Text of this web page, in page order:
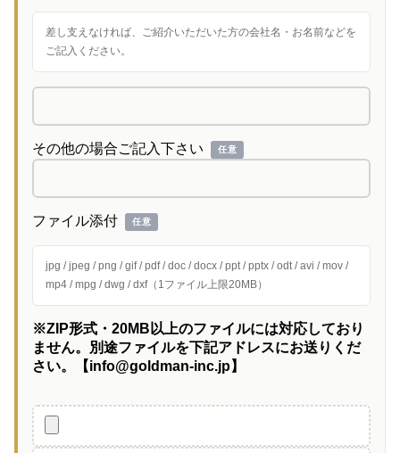
差し支えなければ、ご紹介いただいた方の会社名・お名前などを
ご記入ください。
その他の場合ご記入下さい 任意
ファイル添付 任意
jpg / jpeg / png / gif / pdf / doc / docx / ppt / pptx / odt / avi / mov /
mp4 / mpg / dwg / dxf（1ファイル上限20MB）
※ZIP形式・20MB以上のファイルには対応しており
ません。別途ファイルを下記アドレスにお送りくだ
さい。【info@goldman-inc.jp】